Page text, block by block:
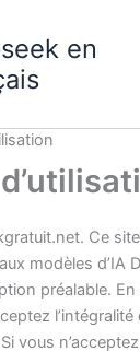
en
Ce
modèles d’IA
préalable.
vous